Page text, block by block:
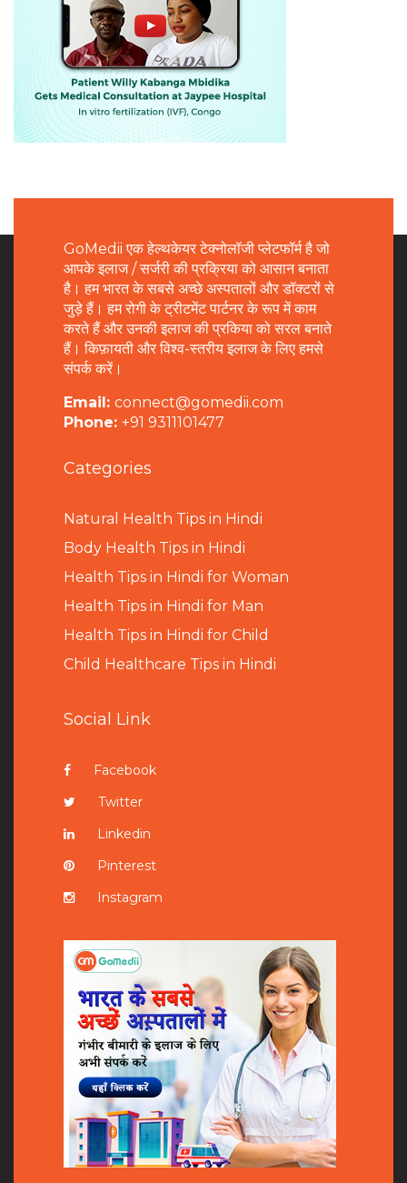
GoMedii एक हेल्थकेयर टेक्नोलॉजी प्लेटफॉर्म है जो
आपके इलाज / सर्जरी की प्रक्रिया को आसान बनाता
है। हम भारत के सबसे अच्छे अस्पतालों और डॉक्टरों से
जुड़े हैं। हम रोगी के ट्रीटमेंट पार्टनर के रूप में काम
करते हैं और उनकी इलाज की प्रकिया को सरल बनाते
हैं। किफ़ायती और विश्व-स्तरीय इलाज के लिए हमसे
संपर्क करें।
Email: connect@gomedii.com
Phone: +91 9311101477
Categories
Natural Health Tips in Hindi
Body Health Tips in Hindi
Health Tips in Hindi for Woman
Health Tips in Hindi for Man
Health Tips in Hindi for Child
Child Healthcare Tips in Hindi
Social Link
Facebook
Twitter
Linkedin
Pinterest
Instagram